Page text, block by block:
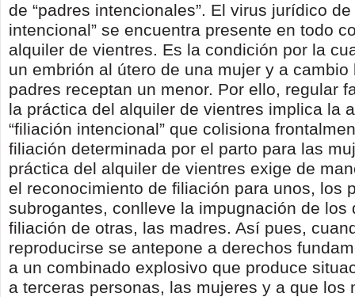
de “padres intencionales”. El virus jurídico de
intencional” se encuentra presente en todo
alquiler de vientres. Es la condición por la
un embrión al útero de una mujer y a
padres receptan un menor. Por ello, regular
la práctica del alquiler de vientres implica la
“filiación intencional” que colisiona
filiación determinada por el parto para las
práctica del alquiler de vientres exige de
el reconocimiento de filiación para unos, los
subrogantes, conlleve la impugnación de los
filiación de otras, las madres. Así pues,
reproducirse se antepone a derechos
a un combinado explosivo que produce
a terceras personas, las mujeres y a que los